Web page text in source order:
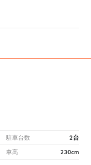
駐車台数 2台
車高 230cm